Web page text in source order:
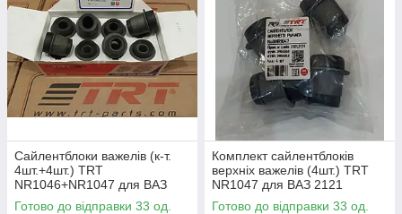
Сайлентблоки важелів (к-т.
4шт.+4шт.) TRT
NR1046+NR1047 для ВАЗ
2101-2107
Готово до відправки 33 од.
Комплект сайлентблоків
верхніх важелів (4шт.) TRT
NR1047 для ВАЗ 2121
Готово до відправки 33 од.